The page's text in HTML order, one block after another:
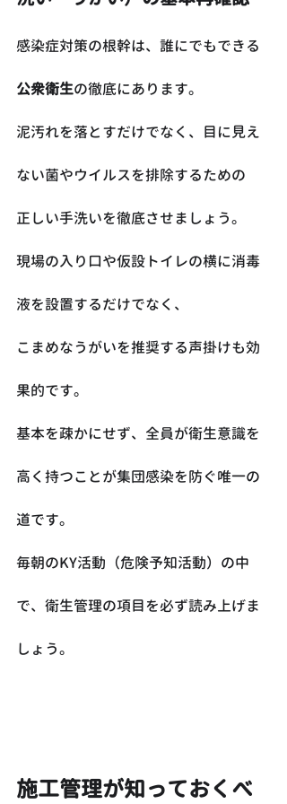
感染症対策の根幹は、誰にでもできる
公衆衛生の徹底にあります。
泥汚れを落とすだけでなく、目に見え
ない菌やウイルスを排除するための
正しい手洗いを徹底させましょう。
現場の入り口や仮設トイレの横に消毒
液を設置するだけでなく、
こまめなうがいを推奨する声掛けも効
果的です。
基本を疎かにせず、全員が衛生意識を
高く持つことが集団感染を防ぐ唯一の
道です。
毎朝のKY活動（危険予知活動）の中
で、衛生管理の項目を必ず読み上げま
しょう。
施工管理が知っておくべ